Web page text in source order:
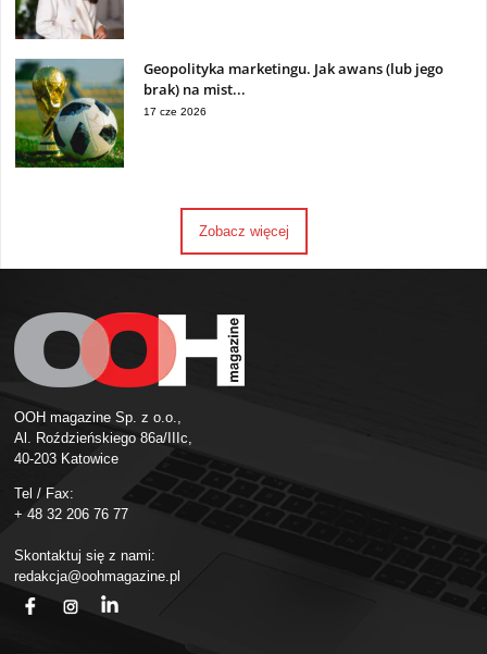
Geopolityka marketingu. Jak awans (lub jego
brak) na mist...
17 cze 2026
Zobacz więcej
OOH magazine Sp. z o.o.,
Al. Roździeńskiego 86a/IIIc,
40-203 Katowice
Tel / Fax:
+ 48 32 206 76 77
Skontaktuj się z nami:
redakcja@oohmagazine.pl